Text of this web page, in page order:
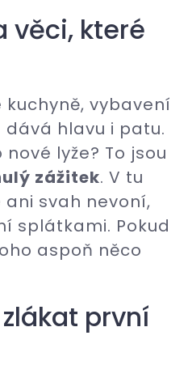
věci, které
vybavení
hlavu i patu.
lyže? To jsou
zážitek. V tu
svah nevoní,
splátkami. Pokud
aspoň něco
první